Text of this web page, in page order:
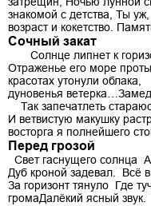
знакомой с детства, Ты
возраст и кокетство.
Сочный закат
Солнце липнет к
Отраженье его море
красотах утонули
дуновенья
Так запечатлеть
И ветвистую макушку
восторга я полнейшего
Перед грозой
Свет гаснущего солнца
Дуб кроной задевал. Всё
За горизонт тянуло Где
громаДалёкий ясный